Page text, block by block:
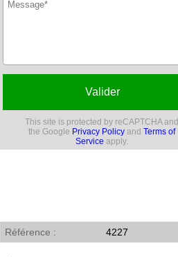
Référence 4227
Valider
This site is protected by reCAPTCHA and
the Google Privacy Policy andTerms of
Service apply.